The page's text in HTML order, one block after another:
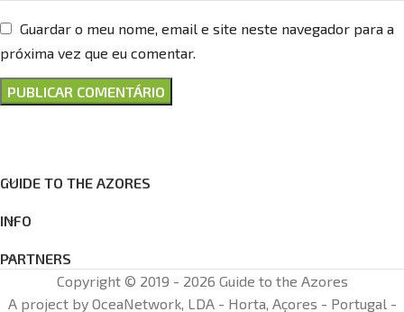
Guardar o meu nome, email e site neste navegador para a
próxima vez que eu comentar.
GUIDE TO THE AZORES
INFO
PARTNERS
Copyright © 2019 - 2026 Guide to the Azores
A project by OceaNetwork, LDA - Horta, Açores - Portugal -